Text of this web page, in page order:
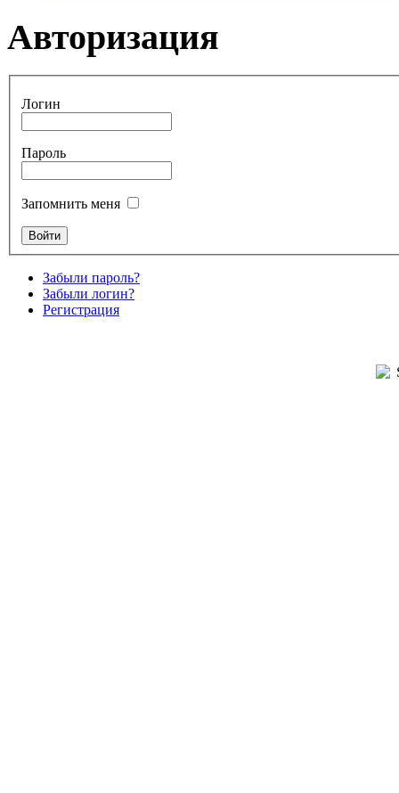
Авторизация
Логин
Пароль
Запомнить меня
Забыли пароль?
Забыли логин?
Регистрация